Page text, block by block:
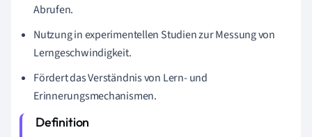
Abrufen.
Nutzung in experimentellen Studien zur Messung von
Lerngeschwindigkeit.
Fördert das Verständnis von Lern- und
Erinnerungsmechanismen.